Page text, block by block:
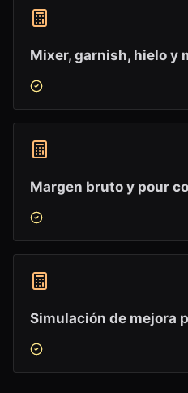
Mixer, garnish, hielo y
Margen bruto y pour
Simulación de mejora